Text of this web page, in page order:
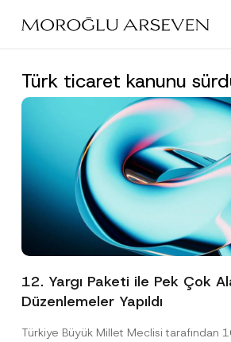
main
Türk ticaret kanunu
12. Yargı Paketi ile Pek Çok
Düzenlemeler Yapıldı
Türkiye Büyük Millet Meclisi tarafından